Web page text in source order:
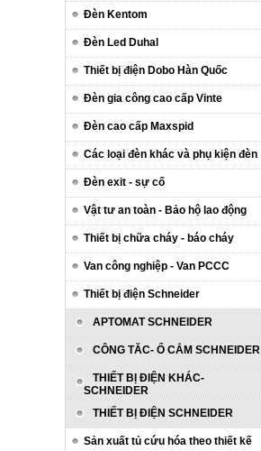
Đèn Kentom
Đèn Led Duhal
Thiết bị điện Dobo Hàn Quốc
Đèn gia công cao cấp Vinte
Đèn cao cấp Maxspid
Các loại đèn khác và phụ kiện đèn
Đèn exit - sự cố
Vật tư an toàn - Bảo hộ lao động
Thiết bị chữa cháy - báo cháy
Van công nghiệp - Van PCCC
Thiết bị điện Schneider
APTOMAT SCHNEIDER
CÔNG TĂC- Ổ CẮM SCHNEIDER
THIẾT BỊ ĐIỆN KHÁC-
SCHNEIDER
THIẾT BỊ ĐIỆN SCHNEIDER
Sản xuất tủ cứu hóa theo thiết kế